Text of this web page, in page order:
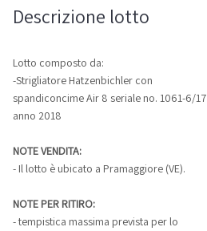
Descrizione lotto
Lotto composto da:
-Strigliatore Hatzenbichler con
spandiconcime Air 8 seriale no. 1061-6/17
anno 2018
NOTE VENDITA:
- Il lotto è ubicato a Pramaggiore (VE).
NOTE PER RITIRO:
- tempistica massima prevista per lo